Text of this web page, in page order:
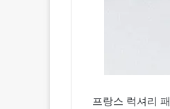
프랑스 럭셔리